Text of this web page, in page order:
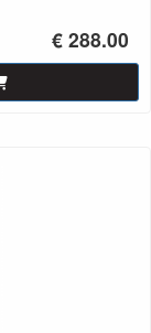
€ 288.00